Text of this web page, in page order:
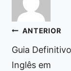
Navegação
de
Post
ANTERIOR
Guia
Inglês em